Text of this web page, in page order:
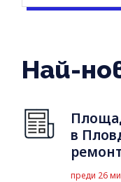
Най-
в
преди 26